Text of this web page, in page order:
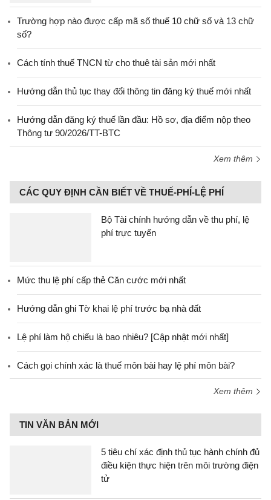
Trường hợp nào được cấp mã số thuế 10 chữ số và 13 chữ
số?
Cách tính thuế TNCN từ cho thuê tài sản mới nhất
Hướng dẫn thủ tục thay đổi thông tin đăng ký thuế mới nhất
Hướng dẫn đăng ký thuế lần đầu: Hồ sơ, địa điểm nộp theo
Thông tư 90/2026/TT-BTC
Xem thêm
CÁC QUY ĐỊNH CẦN BIẾT VỀ THUẾ-PHÍ-LỆ PHÍ
Bộ Tài chính hướng dẫn về thu phí, lệ
phí trực tuyến
Mức thu lệ phí cấp thẻ Căn cước mới nhất
Hướng dẫn ghi Tờ khai lệ phí trước bạ nhà đất
Lệ phí làm hộ chiếu là bao nhiêu? [Cập nhật mới nhất]
Cách gọi chính xác là thuế môn bài hay lệ phí môn bài?
Xem thêm
TIN VĂN BẢN MỚI
5 tiêu chí xác định thủ tục hành chính đủ
điều kiện thực hiện trên môi trường điện
tử